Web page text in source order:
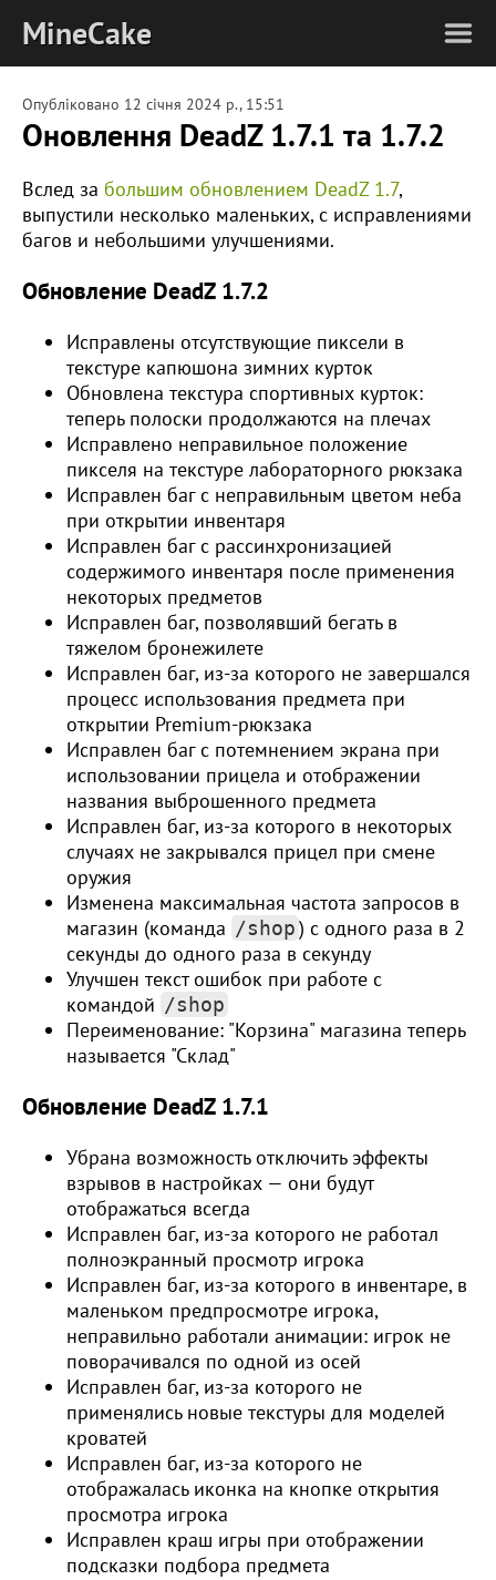
MineCake
Опубліковано 12 січня 2024 р., 15:51
Оновлення DeadZ 1.7.1 та 1.7.2
Вслед за большим обновлением DeadZ 1.7,
выпустили несколько маленьких, с исправлениями
багов и небольшими улучшениями.
Обновление DeadZ 1.7.2
Исправлены отсутствующие пиксели в
текстуре капюшона зимних курток
Обновлена текстура спортивных курток:
теперь полоски продолжаются на плечах
Исправлено неправильное положение
пикселя на текстуре лабораторного рюкзака
Исправлен баг с неправильным цветом неба
при открытии инвентаря
Исправлен баг с рассинхронизацией
содержимого инвентаря после применения
некоторых предметов
Исправлен баг, позволявший бегать в
тяжелом бронежилете
Исправлен баг, из-за которого не завершался
процесс использования предмета при
открытии Premium-рюкзака
Исправлен баг с потемнением экрана при
использовании прицела и отображении
названия выброшенного предмета
Исправлен баг, из-за которого в некоторых
случаях не закрывался прицел при смене
оружия
Изменена максимальная частота запросов в
магазин (команда /shop) с одного раза в 2
секунды до одного раза в секунду
Улучшен текст ошибок при работе с
командой /shop
Переименование: "Корзина" магазина теперь
называется "Склад"
Обновление DeadZ 1.7.1
Убрана возможность отключить эффекты
взрывов в настройках — они будут
отображаться всегда
Исправлен баг, из-за которого не работал
полноэкранный просмотр игрока
Исправлен баг, из-за которого в инвентаре, в
маленьком предпросмотре игрока,
неправильно работали анимации: игрок не
поворачивался по одной из осей
Исправлен баг, из-за которого не
применялись новые текстуры для моделей
кроватей
Исправлен баг, из-за которого не
отображалась иконка на кнопке открытия
просмотра игрока
Исправлен краш игры при отображении
подсказки подбора предмета